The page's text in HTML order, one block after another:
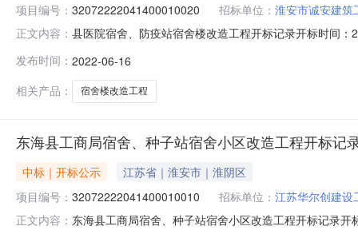
项目编号： 32072222041400010020 招标单位： 淮安市诚安建筑
正文内容： 县医院宿舍、防疫站宿舍楼改造工程开标记录开标时间
投标人名称:江苏宏东建设工程有限公司;项目负责人:*伟;
发布时间： 2022-06-16
相关产品：
宿舍楼改造工程
东海县工商局宿舍、种子站宿舍小区改造工程开标记
中标｜开标公示
江苏省｜淮安市｜淮阴区
项目编号： 32072222041400010010 招标单位： 江苏华尔创建设
正文内容： 东海县工商局宿舍、种子站宿舍小区改造工程开标记录